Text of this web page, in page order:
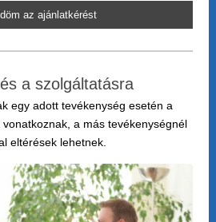
az ajánlatkérést
a szolgáltatásra
egy adott tevékenység esetén a
a más tevékenységnél
eltérések lehetnek.